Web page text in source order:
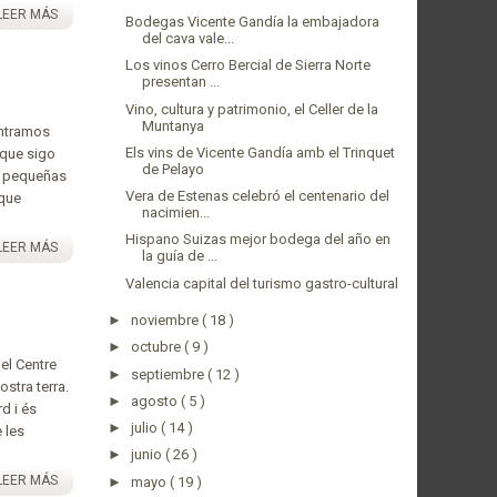
MÁS
sigo
MÁS
Centre
terra.
i és
les
MÁS
Bodegas Vicente Gandía la embajadora
del cava vale...
Los vinos Cerro Bercial de Sierra Norte
presentan ...
Vino, cultura y patrimonio, el Celler de la
Muntanya
Els vins de Vicente Gandía amb el Trinquet
de Pelayo
Vera de Estenas celebró el centenario del
nacimien...
Hispano Suizas mejor bodega del año en
la guía de ...
Valencia capital del turismo gastro-cultural
► noviembre ( 18 )
► octubre ( 9 )
► septiembre ( 12 )
► agosto ( 5 )
► julio ( 14 )
► junio ( 26 )
► mayo ( 19 )